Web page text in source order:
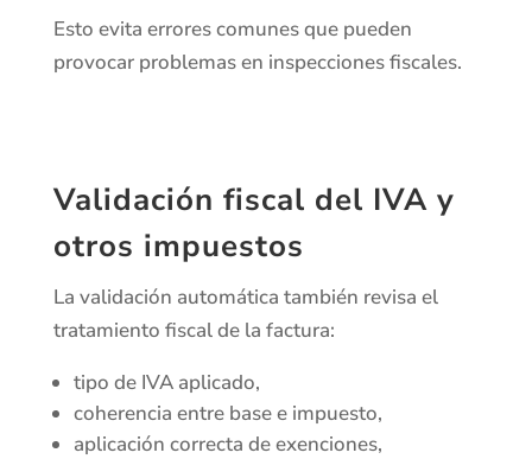
Esto evita errores comunes que pueden
provocar problemas en inspecciones fiscales.
Validación fiscal del IVA y
otros impuestos
La validación automática también revisa el
tratamiento fiscal de la factura:
tipo de IVA aplicado,
coherencia entre base e impuesto,
aplicación correcta de exenciones,